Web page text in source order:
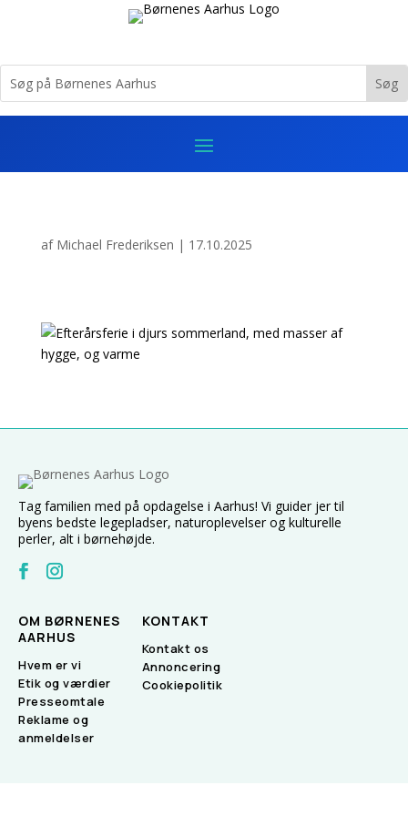
af Michael Frederiksen | 17.10.2025
Tag familien med på opdagelse i Aarhus! Vi guider jer til
byens bedste legepladser, naturoplevelser og kulturelle
perler, alt i børnehøjde.
OM BØRNENES
AARHUS
Hvem er vi
Etik og værdier
Presseomtale
Reklame og
anmeldelser
KONTAKT
Kontakt os
Annoncering
Cookiepolitik